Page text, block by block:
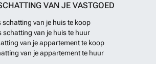
VAN JE VASTGOED
schatting van je huis te koop
schatting van je huis te huur
van je appartement te koop
van je appartement te huur